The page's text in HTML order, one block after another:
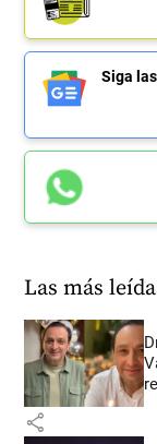
Siga
Las más
share